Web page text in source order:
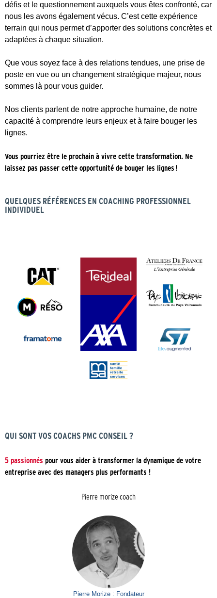
défis et le questionnement auxquels vous êtes confronté, car
nous les avons également vécus. C’est cette expérience
terrain qui nous permet d’apporter des solutions concrètes et
adaptées à chaque situation.
Que vous soyez face à des relations tendues, une prise de
poste en vue ou un changement stratégique majeur, nous
sommes là pour vous guider.
Nos clients parlent de notre approche humaine, de notre
capacité à comprendre leurs enjeux et à faire bouger les
lignes.
Vous pourriez être le prochain à vivre cette transformation. Ne
laissez pas passer cette opportunité de bouger les lignes !
QUELQUES RÉFÉRENCES EN COACHING PROFESSIONNEL
INDIVIDUEL
QUI SONT VOS COACHS PMC CONSEIL ?
5 passionnés pour vous aider à transformer la dynamique de votre
entreprise avec des managers plus performants !
Pierre morize coach
Pierre Morize : Fondateur